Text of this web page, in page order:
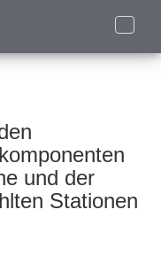
Toggle
und der
Stationen